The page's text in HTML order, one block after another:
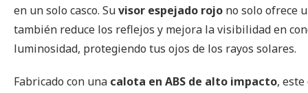
en un solo casco. Suvisor espejado rojo no solo ofrece
también reduce los reflejos y mejora la visibilidad en
luminosidad, protegiendo tus ojos de los rayos solares.
Fabricado con una calota en ABS de alto impacto,